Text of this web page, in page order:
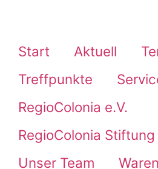
Start Aktuell
Treffpunkte
RegioColonia e.V.
RegioColonia Stiftung
Unser Team